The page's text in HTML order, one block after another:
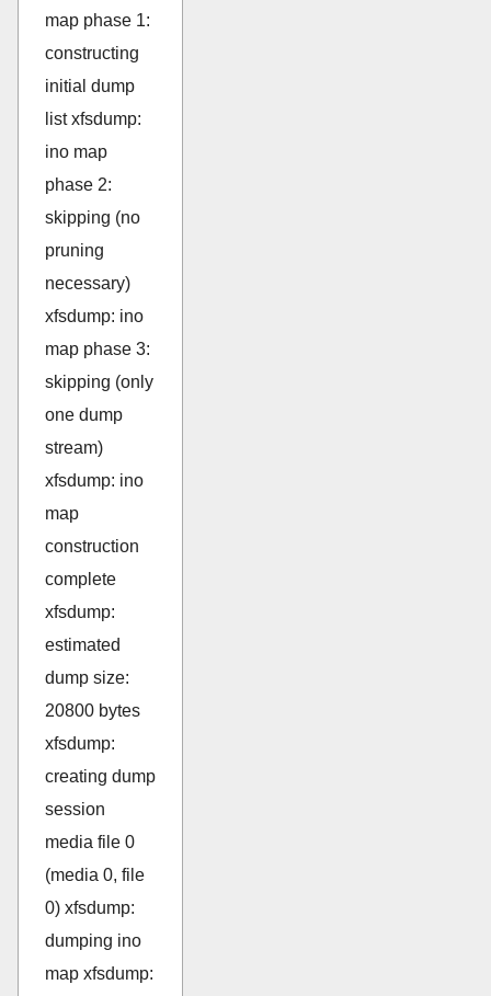
map phase 1:
constructing
initial dump
list xfsdump:
ino map
phase 2:
skipping (no
pruning
necessary)
xfsdump: ino
map phase 3:
skipping (only
one dump
stream)
xfsdump: ino
map
construction
complete
xfsdump:
estimated
dump size:
20800 bytes
xfsdump:
creating dump
session
media file 0
(media 0, file
0) xfsdump:
dumping ino
map xfsdump: